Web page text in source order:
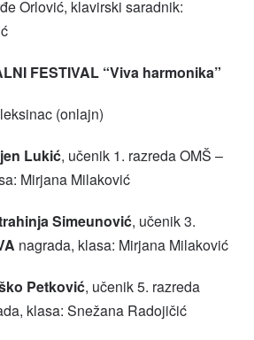
Orlović, klavirski saradnik:
FESTIVAL “Viva harmonika”
(onlajn)
Lukić, učenik 1. razreda OMŠ –
Mirjana Milaković
Simeunović, učenik 3.
nagrada, klasa: Mirjana Milaković
Petković, učenik 5. razreda
klasa: Snežana Radojičić